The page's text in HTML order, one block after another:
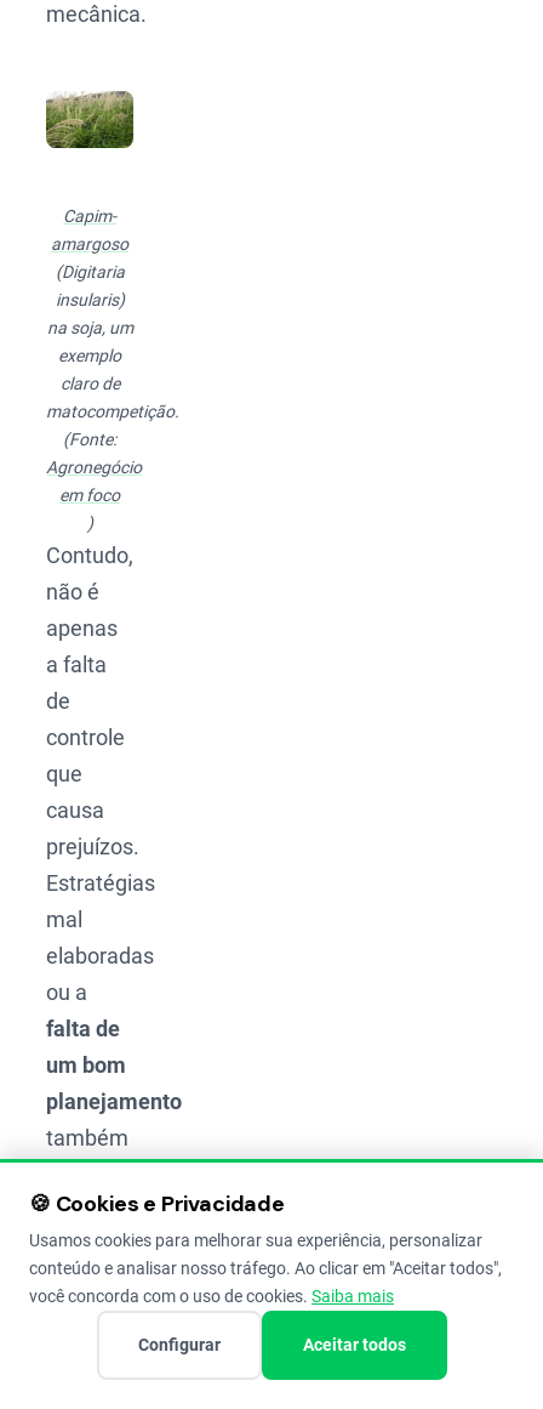
mecânica.
Capim-
amargoso
(Digitaria
insularis)
na soja, um
exemplo
claro de
matocompetição.
(Fonte:
Agronegócio
em foco
)
Contudo,
não é
apenas
a falta
de
controle
que
causa
prejuízos.
Estratégias
mal
elaboradas
ou a
falta de
um bom
planejamento
também
perdas
significativas.
gerenciamento
adequado
🍪 Cookies e Privacidade
Usamos cookies para melhorar sua experiência, personalizar
conteúdo e analisar nosso tráfego. Ao clicar em "Aceitar todos",
você concorda com o uso de cookies. Saiba mais
Configurar Aceitar todos